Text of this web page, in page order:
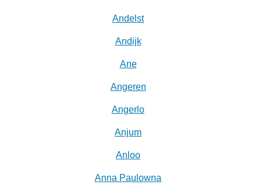
Andelst
Andijk
Ane
Angeren
Angerlo
Anjum
Anloo
Anna Paulowna